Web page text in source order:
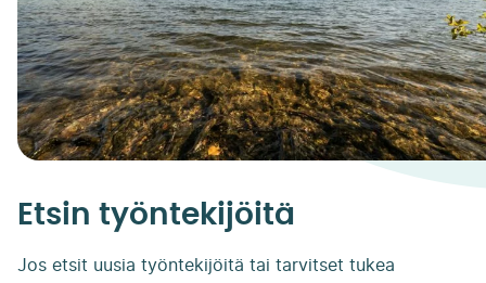
Etsin työntekijöitä
Jos etsit uusia työntekijöitä tai tarvitset tukea